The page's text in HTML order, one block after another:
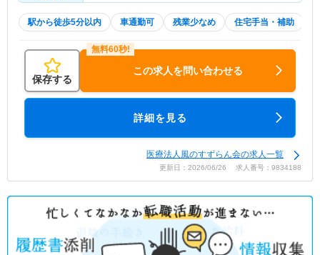
駅から徒歩5分以内 車通勤可 残業少なめ 住宅手当・補助
保存する
この求人を問い合わせる
詳細を見る
医療法人風のすずらん会の求人一覧
更新日：2026/06/26 求人番号：9834188